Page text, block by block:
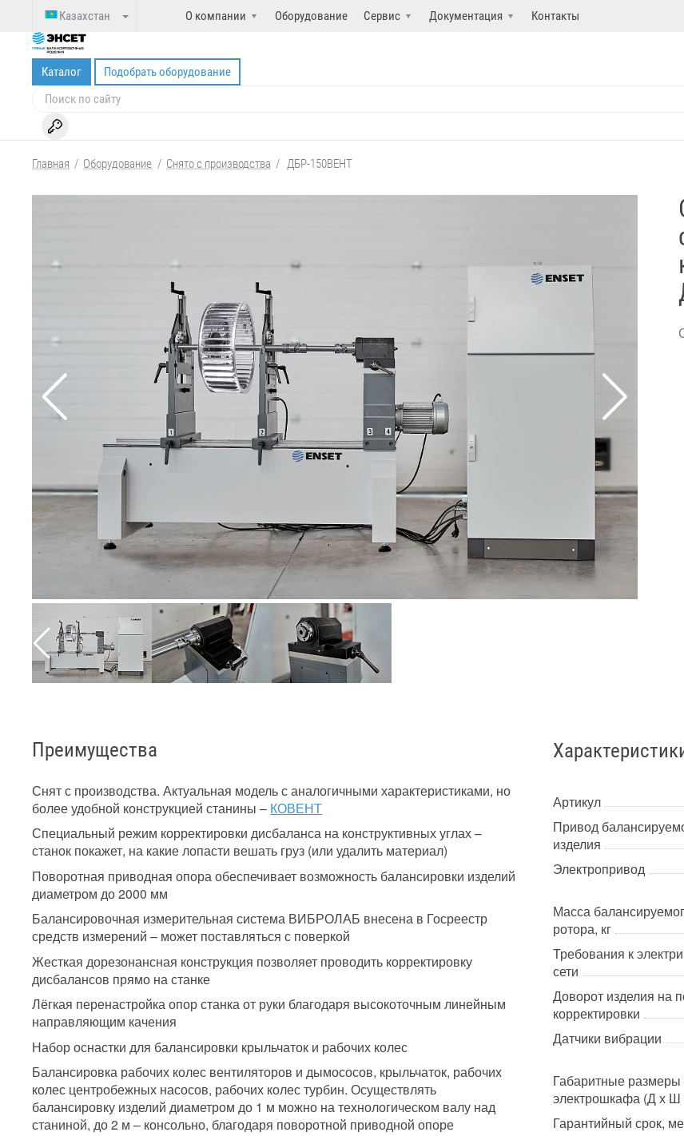
Казахстан О компании Оборудование Сервис Документация Контакты
Каталог Подобрать оборудование
Главная / Оборудование / Снято с производства / ДБР-150ВЕНТ
Преимущества
Снят с производства. Актуальная модель с аналогичными характеристиками, но
более удобной конструкцией станины – КОВЕНТ
Специальный режим корректировки дисбаланса на конструктивных углах –
станок покажет, на какие лопасти вешать груз (или удалить материал)
Поворотная приводная опора обеспечивает возможность балансировки изделий
диаметром до 2000 мм
Балансировочная измерительная система ВИБРОЛАБ внесена в Госреестр
средств измерений – может поставляться с поверкой
Жесткая дорезонансная конструкция позволяет проводить корректировку
дисбалансов прямо на станке
Лёгкая перенастройка опор станка от руки благодаря высокоточным линейным
направляющим качения
Набор оснастки для балансировки крыльчаток и рабочих колес
Балансировка рабочих колес вентиляторов и дымососов, крыльчаток, рабочих
колес центробежных насосов, рабочих колес турбин. Осуществлять
балансировку изделий диаметром до 1 м можно на технологическом валу над
станиной, до 2 м – консольно, благодаря поворотной приводной опоре
Артикул
Привод
изделия
Электропривод
Масса
ротора, кг
Требования к
сети
Доворот изделия на
корректировки
Датчики вибрации
Габаритные размеры
электрошкафа (Д х
Гарантийный срок,